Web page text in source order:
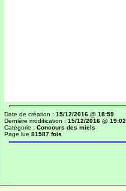
Date de création : 15/12/2016 @ 18:59
Dernière modification : 15/12/2016 @ 19:02
Catégorie : Concours des miels
Page lue 81587 fois